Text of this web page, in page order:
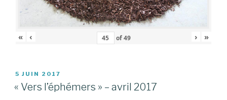
« ‹ of49 › »
PUBLIÉ
LE
5 JUIN 2017
« Vers l’éphémers » – avril 2017